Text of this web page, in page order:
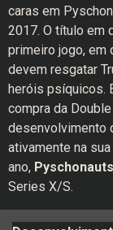
caras em
2017. O título em
primeiro jogo, em
devem resgatar
heróis psíquicos.
compra da
desenvolvimento
ativamente na
ano,
Series X/S.